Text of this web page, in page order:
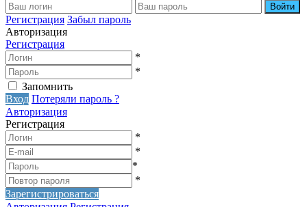
Войти
Регистрация Забыл пароль
Авторизация
Регистрация
*
*
Запомнить
Вход Потеряли пароль ?
Авторизация
Регистрация
*
*
*
*
Зарегистрироваться